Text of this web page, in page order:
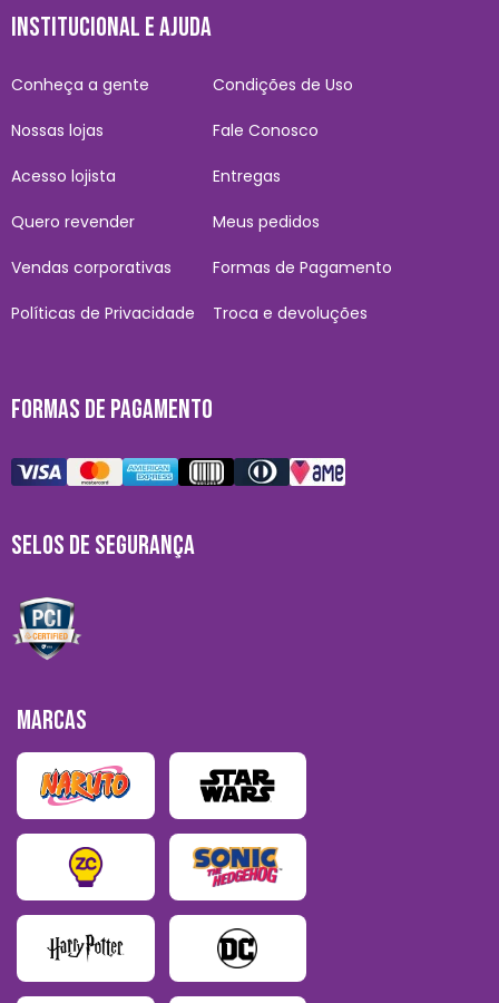
INSTITUCIONAL E AJUDA
Conheça a gente
Nossas lojas
Acesso lojista
Quero revender
Vendas corporativas
Políticas de Privacidade
Condições de Uso
Fale Conosco
Entregas
Meus pedidos
Formas de Pagamento
Troca e devoluções
FORMAS DE PAGAMENTO
SELOS DE SEGURANÇA
MARCAS